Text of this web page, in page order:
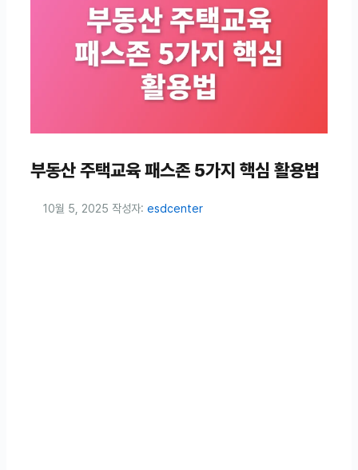
부동산 주택교육 패스존 5가지 핵심 활용법
10월 5, 2025 작성자: esdcenter